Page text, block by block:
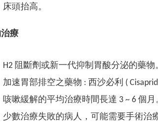
床頭抬高。
療
H2 阻斷劑或新一代抑制胃酸分泌的藥物
加速胃部排空之藥物 : 西沙必利 (
咳嗽緩解的平均治療時間長達 3 ~ 6 個月
少數治療失敗的病人，可能需要手術治